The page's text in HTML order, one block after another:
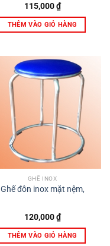
115,000₫
THÊM VÀO GIỎ HÀNG
GHẾ INOX
Ghế đôn inox mặt nệm,
120,000₫
THÊM VÀO GIỎ HÀNG